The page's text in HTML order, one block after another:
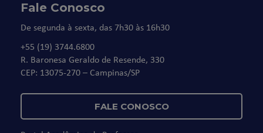
Fale Conosco
De segunda à sexta, das 7h30 às 16h30
+55 (19) 3744.6800
R. Baronesa Geraldo de Resende, 330
CEP: 13075-270 – Campinas/SP
FALE CONOSCO